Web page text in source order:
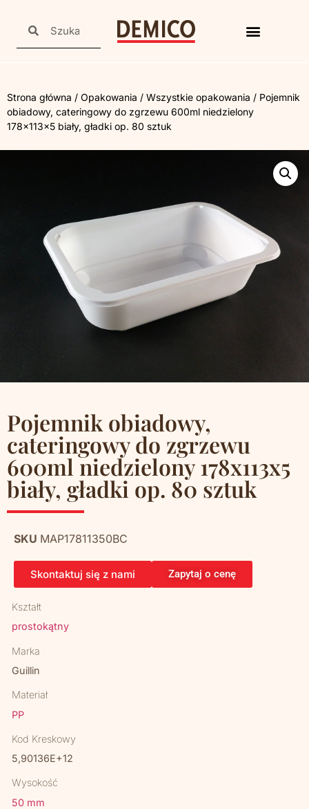
Strona główna / Opakowania / Wszystkie opakowania / Pojemnik
obiadowy, cateringowy do zgrzewu 600ml niedzielony
178x113x5 biały, gładki op. 80 sztuk
Pojemnik obiadowy,
cateringowy do zgrzewu
600ml niedzielony 178x113x5
biały, gładki op. 80 sztuk
SKU MAP17811350BC
Skontaktuj się z nami Zapytaj o cenę
Kształt
prostokątny
Marka
Guillin
Materiał
PP
Kod Kreskowy
5,90136E+12
Wysokość
50 mm